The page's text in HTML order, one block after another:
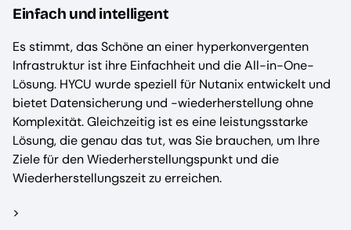
Einfach und intelligent
Es stimmt, das Schöne an einer hyperkonvergenten
Infrastruktur ist ihre Einfachheit und die All-in-One-
Lösung. HYCU wurde speziell für Nutanix entwickelt und
bietet Datensicherung und -wiederherstellung ohne
Komplexität. Gleichzeitig ist es eine leistungsstarke
Lösung, die genau das tut, was Sie brauchen, um Ihre
Ziele für den Wiederherstellungspunkt und die
Wiederherstellungszeit zu erreichen.
>